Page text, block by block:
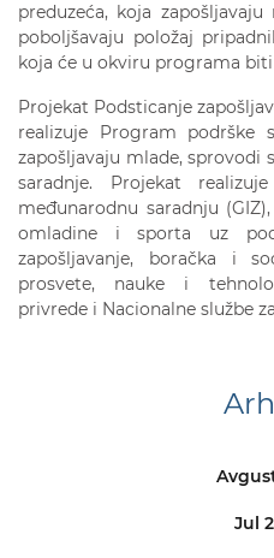
preduzeća, koja
poboljšavaju položaj
koja će u okviru programa biti
Projekat Podsticanje
realizuje Program podrške
zapošljavaju mlade, sprovodi
saradnje. Projekat
međunarodnu saradnju
omladine i sporta uz
zapošljavanje, boračka i
prosvete, nauke i
privrede i Nacionalne službe
Jul